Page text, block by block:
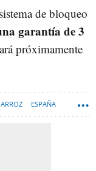
de bloqueo
garantía de 3
próximamente
ARROZ ESPAÑA